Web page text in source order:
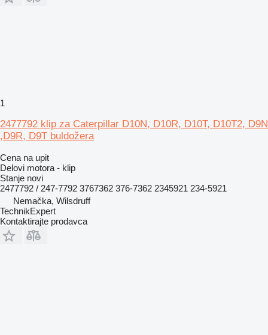
1
2477792 klip za Caterpillar D10N, D10R, D10T, D10T2, D9N
,D9R, D9T buldožera
Cena na upit
Delovi motora - klip
Stanje novi
2477792 / 247-7792 3767362 376-7362 2345921 234-5921
Nemačka, Wilsdruff
TechnikExpert
Kontaktirajte prodavca